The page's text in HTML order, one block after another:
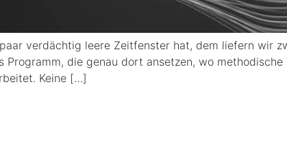
verdächtig leere Zeitfenster hat, dem liefern wir
Programm, die genau dort ansetzen, wo
Keine […]